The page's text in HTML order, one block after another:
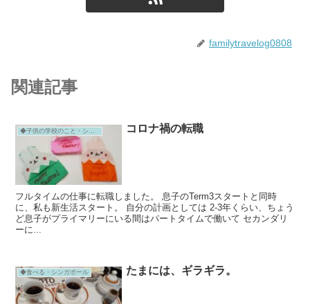
familytravelog0808
関連記事
コロナ禍の転職
フルタイムの仕事に転職しました。 息子のTerm3スタートと同時
に、私も新生活スタート。 自分の計画としては 2-3年くらい、ちょう
ど息子がプライマリーにいる間はパートタイムで働いて セカンダリ
ーに...
◆食べる・シンガポール たまには、ギラギラ。